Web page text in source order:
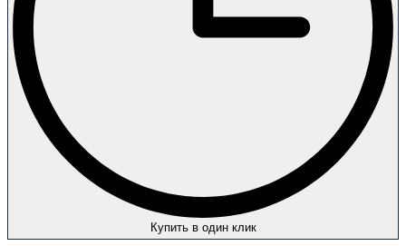
Купить в один клик